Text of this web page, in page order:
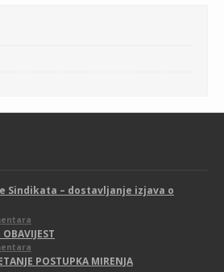
Sindikata – dostavljanje izjava o
Obavijest
za
Sindikata
–
PODRUŽNICA
KCUS
POSTUPKA MIRENJA